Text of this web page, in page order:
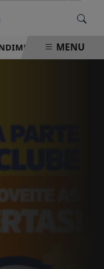
COM MAIS DE 2,1
MENU